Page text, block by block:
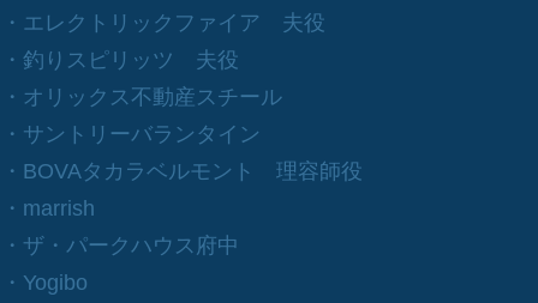
​・エレクトリックファイア 夫役
​​・釣りスピリッツ 夫役
・​オリックス不動産スチール
​・サントリーバランタイン
​・BOVAタカラベルモント 理容師役
​・marrish
​・ザ・パークハウス府中
​・Yogibo